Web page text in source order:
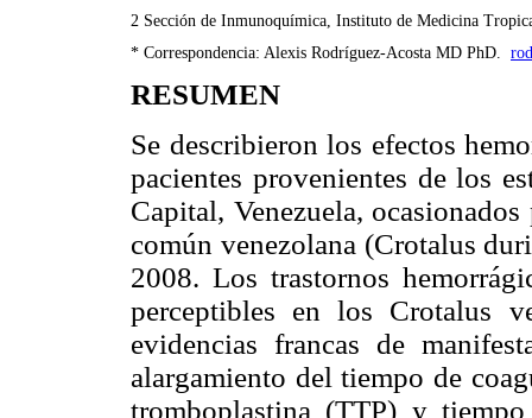
2 Sección de Inmunoquímica, Instituto de Medicina
* Correspondencia: Alexis Rodríguez-Acosta MD PhD.
RESUMEN
Se describieron los efectos
pacientes provenientes de los
Capital, Venezuela,
común venezolana (Crotalus
2008. Los trastornos
perceptibles en los Crotalus
evidencias francas de
alargamiento del tiempo de
tromboplastina (TTP) y